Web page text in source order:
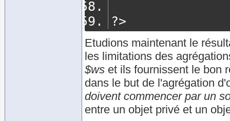
?>
Etudions maintenant le
les limitations des
$ws et ils fournissent le bon
dans le but de l'agrégation
doivent commencer par un
entre un objet privé et un